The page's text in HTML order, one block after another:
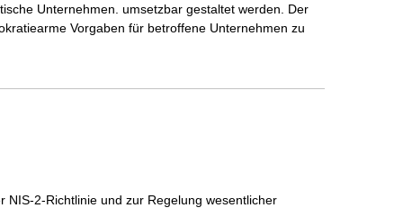
Unternehmen. umsetzbar gestaltet werden. Der
Vorgaben für betroffene Unternehmen zu
NIS-2-Richtlinie und zur Regelung wesentlicher